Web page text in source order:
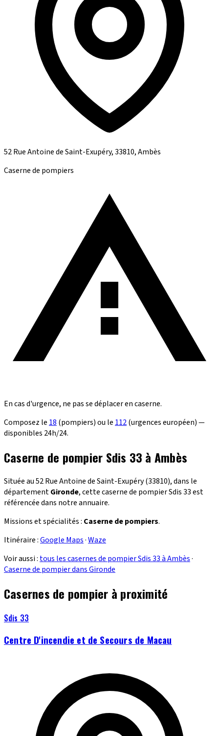
52 Rue Antoine de Saint-Exupéry, 33810, Ambès
Caserne de pompiers
En cas d'urgence, ne pas se déplacer en caserne.
Composez le 18 (pompiers) ou le 112(urgences européen) —
disponibles 24h/24.
Caserne de pompier Sdis 33 à Ambès
Située au 52 Rue Antoine de Saint-Exupéry (33810), dans le
départementGironde, cette caserne de pompier Sdis 33 est
référencée dans notre annuaire.
Missions et spécialités : Caserne de pompiers.
Itinéraire :Google Maps·Waze
Voir aussi : tous les casernes de pompier Sdis 33 à Ambès·
Caserne de pompier dans Gironde
Casernes de pompier à proximité
Sdis 33
Centre D'incendie et de Secours de Macau